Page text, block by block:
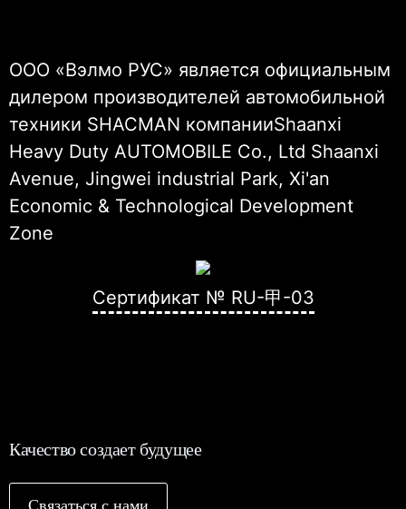
ООО «Вэлмо РУС» является официальным
дилером производителей автомобильной
техники SHACMAN компанииShaanxi
Heavy Duty AUTOMOBILE Co., Ltd Shaanxi
Avenue, Jingwei industrial Park, Xi'an
Economic & Technological Development
Zone
Сертификат № RU-甲-03
Качество создает будущее